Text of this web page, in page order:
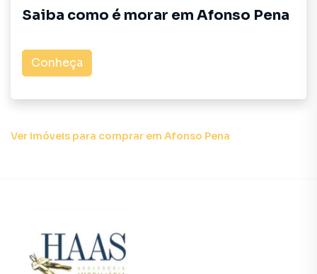
interessados e tendo como consequência uma maior
corretores treinados e uma central de atendimento
preparada para atender proprietários e inquilinos.
Saiba como é morar em Afonso Pena
Conheça
Ver imóveis para comprar em Afonso Pena